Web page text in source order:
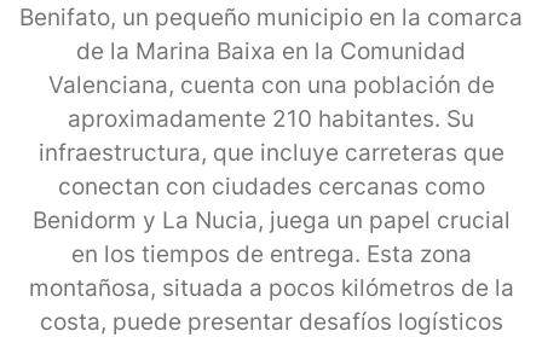
Benifato, un pequeño municipio en la comarca
de la Marina Baixa en la Comunidad
Valenciana, cuenta con una población de
aproximadamente 210 habitantes. Su
infraestructura, que incluye carreteras que
conectan con ciudades cercanas como
Benidorm y La Nucia, juega un papel crucial
en los tiempos de entrega. Esta zona
montañosa, situada a pocos kilómetros de la
costa, puede presentar desafíos logísticos